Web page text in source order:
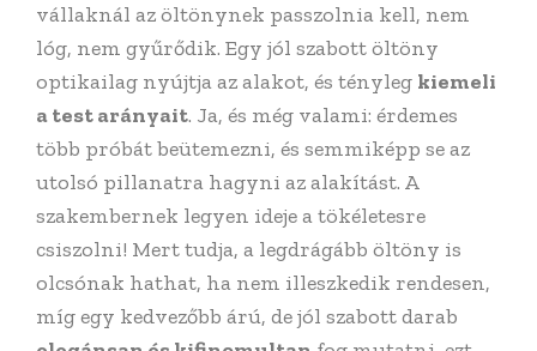
vállaknál az öltönynek passzolnia kell, nem
lóg, nem gyűrődik. Egy jól szabott öltöny
optikailag nyújtja az alakot, és tényleg kiemeli
a test arányait. Ja, és még valami: érdemes
több próbát beütemezni, és semmiképp se az
utolsó pillanatra hagyni az alakítást. A
szakembernek legyen ideje a tökéletesre
csiszolni! Mert tudja, a legdrágább öltöny is
olcsónak hathat, ha nem illeszkedik rendesen,
míg egy kedvezőbb árú, de jól szabott darab